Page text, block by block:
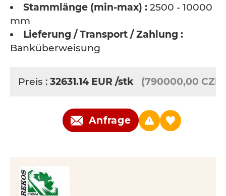
Stammlänge (min-max) : 2500 - 10000
mm
Lieferung / Transport / Zahlung :
Banküberweisung
Preis : 32631.14 EUR /stk (790000,00 CZK)
Anfrage